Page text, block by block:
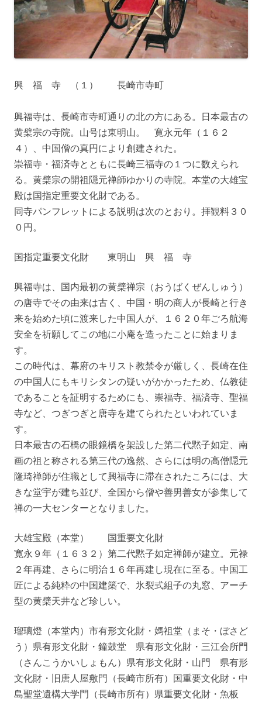
興 福 寺 （１） 長崎市寺町
興福寺は、長崎市寺町通りの北の方にある。日本最古の
黄檗宗の寺院。山号は東明山。 寛永元年（１６２
４）、中国僧の真円により創建された。
崇福寺・福済寺とともに長崎三福寺の１つに数えられ
る。黄檗宗の開祖隠元禅師ゆかりの寺院。本堂の大雄宝
殿は国指定重要文化財である。
同寺パンフレットによる説明は次のとおり。拝観料３０
０円。
国指定重要文化財 東明山 興 福 寺
興福寺は、国内最初の黄檗禅宗（おうばくぜんしゅう）
の唐寺でその由来は古く、中国・明の商人が長崎と行き
来を始めた頃に渡来した中国人が、１６２０年ごろ航海
安全を祈願してこの地に小庵を造ったことに始まりま
す。
この時代は、幕府のキリスト教禁令が厳しく、長崎在住
の中国人にもキリシタンの疑いがかかったため、仏教徒
であることを証明するためにも、崇福寺、福済寺、聖福
寺など、つぎつぎと唐寺を建てられたといわれていま
す。
日本最古の石橋の眼鏡橋を架設した第二代黙子如定、南
画の祖と称される第三代の逸然、さらには明の高僧隠元
隆琦禅師が住職として興福寺に滞在されたころには、大
きな堂宇が建ち並び、全国から僧や善男善女が参集して
禅の一大センターとなりました。
大雄宝殿（本堂） 国重要文化財
寛永９年（１６３２）第二代黙子如定禅師が建立。元禄
２年再建、さらに明治１６年再建し現在に至る。中国工
匠による純粋の中国建築で、氷裂式組子の丸窓、アーチ
型の黄檗天井など珍しい。
瑠璃燈（本堂内）市有形文化財・媽祖堂（まそ・ぼさど
う）県有形文化財・鐘鼓堂 県有形文化財・三江会所門
（さんこうかいしょもん）県有形文化財・山門 県有形
文化財・旧唐人屋敷門（長崎市所有）国重要文化財・中
島聖堂遺構大学門（長崎市所有）県重要文化財・魚板